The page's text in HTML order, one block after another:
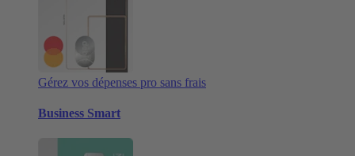
Gérez vos dépenses pro sans frais
Business Smart